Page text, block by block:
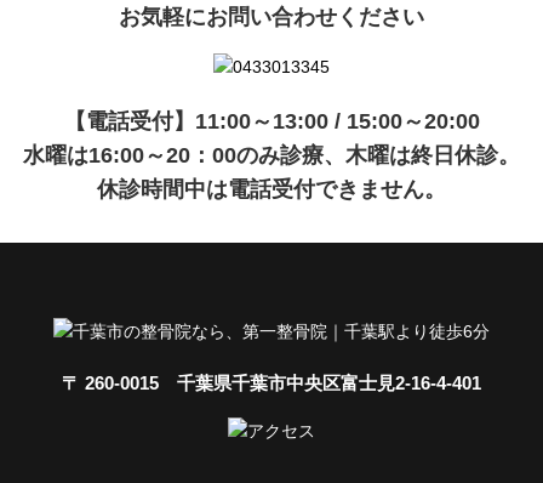
お気軽にお問い合わせください
【電話受付】11:00～13:00 / 15:00～20:00
水曜は16:00～20：00のみ診療、木曜は終日休診。
休診時間中は電話受付できません。
〒 260-0015 千葉県千葉市中央区富士見2-16-4-401